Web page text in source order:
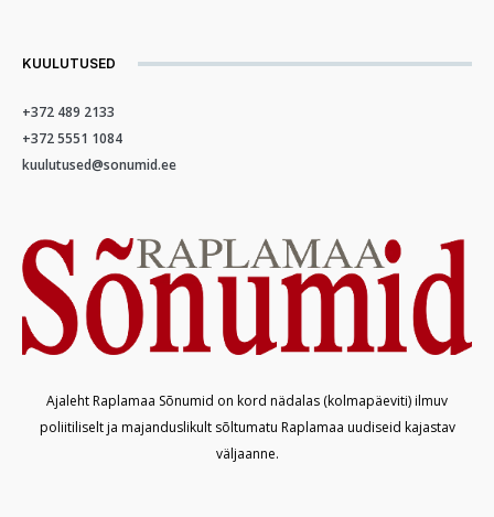
KUULUTUSED
+372 489 2133
+372 5551 1084
kuulutused@sonumid.ee
Ajaleht Raplamaa Sõnumid on kord nädalas (kolmapäeviti) ilmuv
poliitiliselt ja majanduslikult sõltumatu Raplamaa uudiseid kajastav
väljaanne.